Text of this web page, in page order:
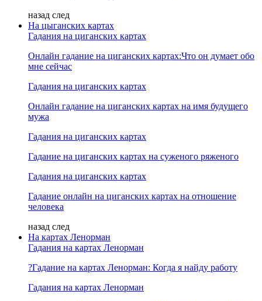
назад след
На цыганских картах
Гадания на циганских картах
Онлайн гадание на циганских картах:Что он думает обо
мне сейчас
Гадания на циганских картах
Онлайн гадание на циганских картах на имя будущего
мужа
Гадания на циганских картах
Гадание на циганских картах на суженого ряженого
Гадания на циганских картах
Гадание онлайн на циганских картах на отношение
человека
назад след
На картах Ленорман
Гадания на картах Ленорман
?Гадание на картах Ленорман: Когда я найду работу
Гадания на картах Ленорман